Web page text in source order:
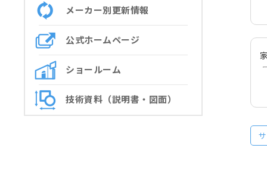
メーカー別更新情報
公式ホームページ
ショールーム
技術資料（説明書・図面）